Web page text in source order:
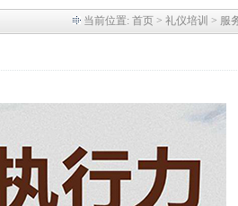
当前位置: 首页 > 礼仪培训 > 服